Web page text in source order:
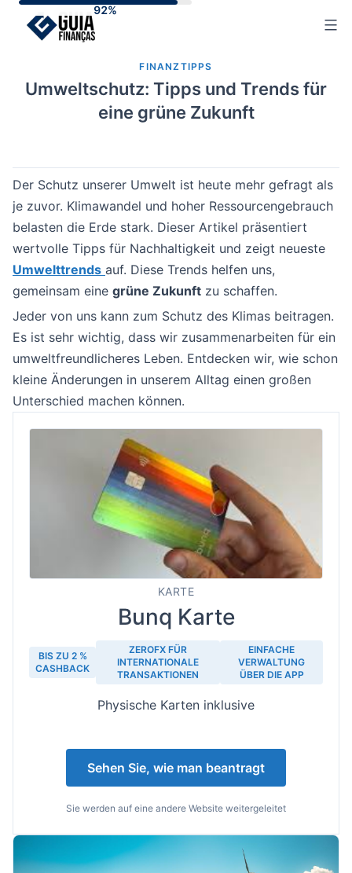
FINANZTIPPS
Umweltschutz: Tipps und Trends für
eine grüne Zukunft
Der Schutz unserer Umwelt ist heute mehr gefragt als
je zuvor. Klimawandel und hoher Ressourcengebrauch
belasten die Erde stark. Dieser Artikel präsentiert
wertvolle Tipps für Nachhaltigkeit und zeigt neueste
Umwelttrends auf. Diese Trends helfen uns,
gemeinsam eine grüne Zukunft zu schaffen.
Jeder von uns kann zum Schutz des Klimas beitragen.
Es ist sehr wichtig, dass wir zusammenarbeiten für ein
umweltfreundlicheres Leben. Entdecken wir, wie schon
kleine Änderungen in unserem Alltag einen großen
Unterschied machen können.
KARTE
Bunq Karte
BIS ZU 2 %
CASHBACK
ZEROFX FÜR
INTERNATIONALE
TRANSAKTIONEN
EINFACHE
VERWALTUNG
ÜBER DIE APP
Physische Karten inklusive
Sehen Sie, wie man beantragt
Sie werden auf eine andere Website weitergeleitet